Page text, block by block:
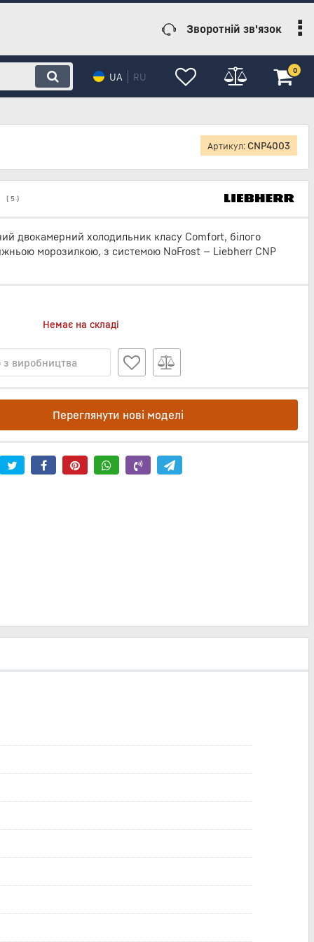
Зворотній зв'язок
RU
UA
0
Артикул: CNP4003
( 5 )
двокамерний холодильник класу Comfort, білого
морозилкою, з системою NoFrost — Liebherr CNP
Немає на складі
з виробництва
Переглянути нові моделі